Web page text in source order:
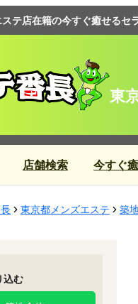
テ店在籍の今すぐ癒せるセ
東
店舗検索 今すぐ
東京都メンズエステ 築
込む